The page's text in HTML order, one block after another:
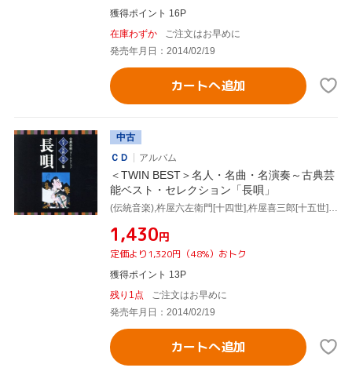
獲得ポイント 16P
在庫わずか
ご注文はお早めに
発売年月日：2014/02/19
カートへ追加
中古
ＣＤ
アルバム
＜TWIN BEST＞名人・名曲・名演奏～古典芸
能ベスト・セレクション「長唄」
(伝統音楽),杵屋六左衛門[十四世],杵屋喜三郎[十五世],杵屋六十郎,杵屋勘五郎[六代目](三味線),西垣勇蔵,宮田哲男,菊岡裕晃(三味線)
¥1,430円
定価より1,320円（48%）おトク
獲得ポイント 13P
残り1点
ご注文はお早めに
発売年月日：2014/02/19
カートへ追加